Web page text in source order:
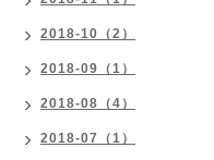
2018-10（2）
2018-09（1）
2018-08（4）
2018-07（1）